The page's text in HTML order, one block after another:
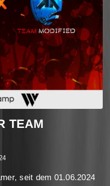
TEAM
Februar 16, 2025
seit dem 01.06.2024